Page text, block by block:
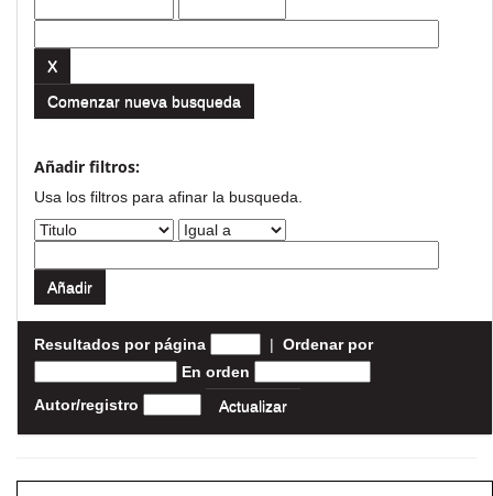
Comenzar nueva busqueda
Añadir filtros:
Usa los filtros para afinar la busqueda.
Resultados por página | Ordenar por
En orden
Autor/registro